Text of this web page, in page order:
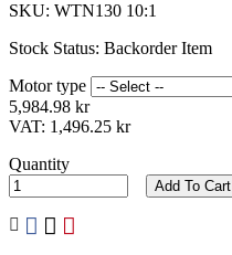
SKU: WTN130 10:1
Stock Status: Backorder Item
Motor type
5,984.98 kr
VAT: 1,496.25 kr
Quantity
Add To Cart